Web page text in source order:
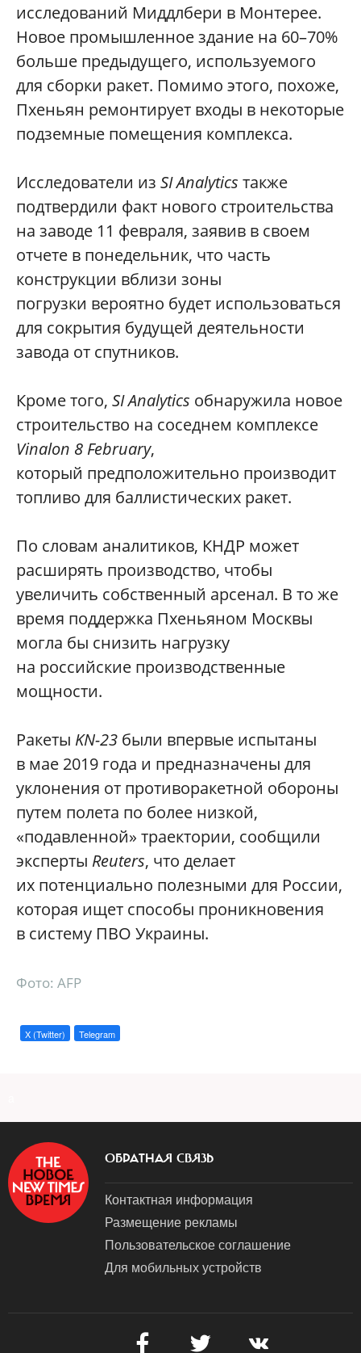
исследований Миддлбери в Монтерее.
Новое промышленное здание на 60–70%
больше предыдущего, используемого
для сборки ракет. Помимо этого, похоже,
Пхеньян ремонтирует входы в некоторые
подземные помещения комплекса.
Исследователи из SI Analytics также
подтвердили факт нового строительства
на заводе 11 февраля, заявив в своем
отчете в понедельник, что часть
конструкции вблизи зоны
погрузки вероятно будет использоваться
для сокрытия будущей деятельности
завода от спутников.
Кроме того, SI Analytics обнаружила новое
строительство на соседнем комплексе
Vinalon 8 February,
который предположительно производит
топливо для баллистических ракет.
По словам аналитиков, КНДР может
расширять производство, чтобы
увеличить собственный арсенал. В то же
время поддержка Пхеньяном Москвы
могла бы снизить нагрузку
на российские производственные
мощности.
Ракеты KN-23 были впервые испытаны
в мае 2019 года и предназначены для
уклонения от противоракетной обороны
путем полета по более низкой,
«подавленной» траектории, сообщили
эксперты Reuters, что делает
их потенциально полезными для России,
которая ищет способы проникновения
в систему ПВО Украины.
Фото: AFP
X (Twitter) Telegram
ОБРАТНАЯ СВЯЗЬ
Контактная информация
Размещение рекламы
Пользовательское соглашение
Для мобильных устройств